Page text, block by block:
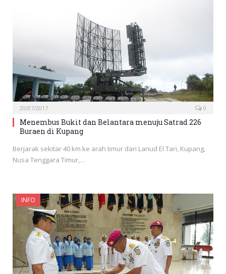
20/07/2017 0
Menembus Bukit dan Belantara menuju Satrad 226
Buraen di Kupang
Berjarak sekitar 40 km ke arah timur dari Lanud El Tari, Kupang,
Nusa Tenggara Timur,…
INFO